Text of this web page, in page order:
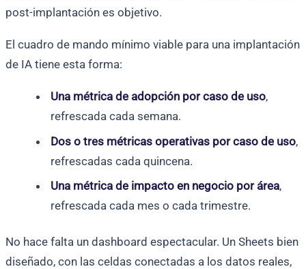
post-implantación es objetivo.
El cuadro de mando mínimo viable para una implantación
de IA tiene esta forma:
Una métrica de adopción por caso de uso,
refrescada cada semana.
Dos o tres métricas operativas por caso de uso,
refrescadas cada quincena.
Una métrica de impacto en negocio por área,
refrescada cada mes o cada trimestre.
No hace falta un dashboard espectacular. Un Sheets bien
diseñado, con las celdas conectadas a los datos reales,